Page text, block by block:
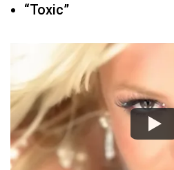
“Toxic”